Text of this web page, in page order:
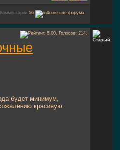
Комментарии 56
будет минимум,
красивую